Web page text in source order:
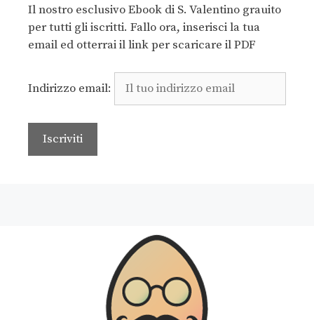
Il nostro esclusivo Ebook di S. Valentino grauito
per tutti gli iscritti. Fallo ora, inserisci la tua
email ed otterrai il link per scaricare il PDF
Indirizzo email: